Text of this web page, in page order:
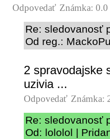
Odpovedať Známka: 0.0
Re: sledovanosť
Od reg.:
2 spravodajske
uzivia ...
Odpovedať Známka:
Re: sledovanosť
Od: lololol |